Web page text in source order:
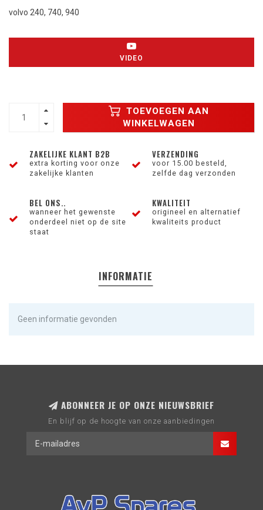
volvo 240, 740, 940
VIDEO
TOEVOEGEN AAN
WINKELWAGEN
ZAKELIJKE KLANT B2B
extra korting voor onze
zakelijke klanten
VERZENDING
voor 15.00 besteld,
zelfde dag verzonden
BEL ONS..
wanneer het gewenste
onderdeel niet op de site
staat
KWALITEIT
origineel en alternatief
kwaliteits product
INFORMATIE
Geen informatie gevonden
ABONNEER JE OP ONZE NIEUWSBRIEF
En blijf op de hoogte van onze aanbiedingen